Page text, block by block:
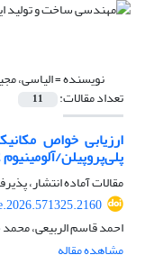
نویسنده =الیاسی،
تعداد مقالات: 11
پلی‌پروپیلن/آلومینیوم AA5182) و آلومینیوم یکپارچه AA5052
مقالات آماده انتشار،
احمد قاسم الربیعی، محمد
مشاهده مقاله